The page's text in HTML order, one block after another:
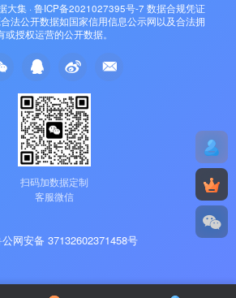
大集 · 鲁ICP备2021027395号-7 数据合规凭证
法公开数据如国家信用信息公示网以及合法拥
或授权运营的公开数据。
扫码加数据定制
客服微信
网安备 37132602371458号